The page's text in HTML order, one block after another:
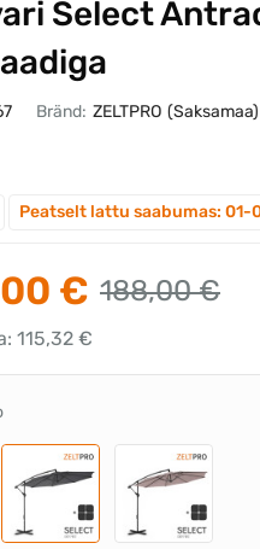
Select
Bränd: ZELTPRO (Saksamaa)
Peatselt lattu saabumas:
€ 188,00 €
115,32 €